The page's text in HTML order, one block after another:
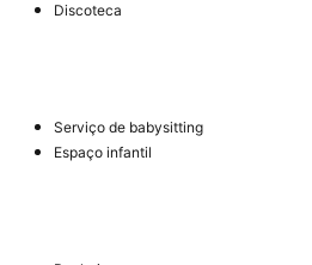
Discoteca
Serviço de babysitting
Espaço infantil